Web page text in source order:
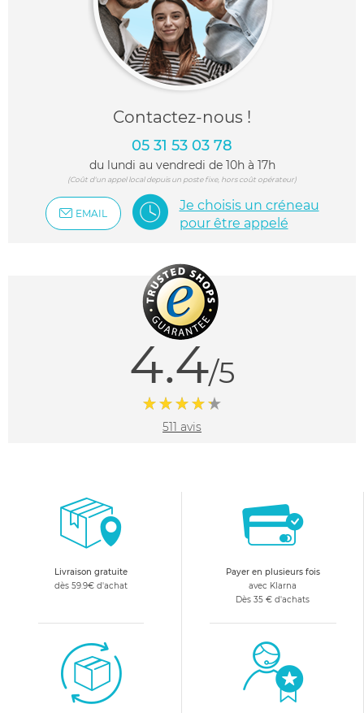
Contactez-nous !
05 31 53 03 78
du lundi au vendredi de 10h à 17h
(Coût d'un appel local depuis un poste fixe, hors coût opérateur)
EMAIL
Je choisis un créneau
pour être appelé
4.4/5
511 avis
Livraison gratuite
dès 59.9€ d'achat
Payer en plusieurs fois
avec Klarna
Dès 35 € d'achats